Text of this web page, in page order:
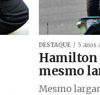
DESTAQUE 5 anos
Hamilton
mesmo
Mesmo